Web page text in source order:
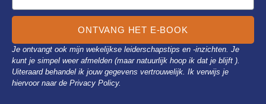
ONTVANG HET E-BOOK
Je ontvangt ook mijn wekelijkse leiderschapstips en -inzichten. Je
kunt je simpel weer afmelden (maar natuurlijk hoop ik dat je blijft ).
Uiteraard behandel ik jouw gegevens vertrouwelijk. Ik verwijs je
hiervoor naar de Privacy Policy.